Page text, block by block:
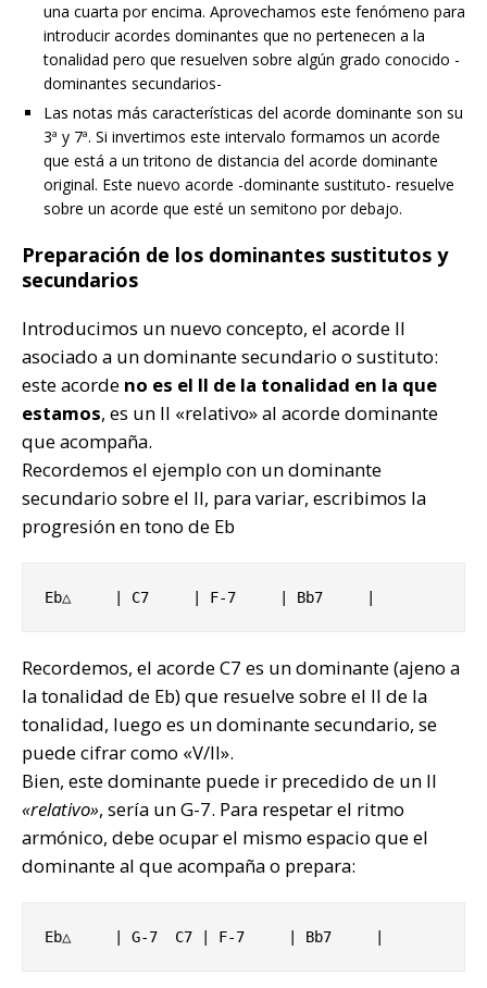
una cuarta por encima. Aprovechamos este fenómeno para
introducir acordes dominantes que no pertenecen a la
tonalidad pero que resuelven sobre algún grado conocido -
dominantes secundarios-
Las notas más características del acorde dominante son su
3ª y 7ª. Si invertimos este intervalo formamos un acorde
que está a un tritono de distancia del acorde dominante
original. Este nuevo acorde -dominante sustituto- resuelve
sobre un acorde que esté un semitono por debajo.
Preparación de los dominantes sustitutos y
secundarios
Introducimos un nuevo concepto, el acorde II
asociado a un dominante secundario o sustituto:
este acorde no es el II de la tonalidad en la que
estamos, es un II «relativo» al acorde dominante
que acompaña.
Recordemos el ejemplo con un dominante
secundario sobre el II, para variar, escribimos la
progresión en tono de Eb
Eb△     | C7     | F-7     | Bb7     |
Recordemos, el acorde C7 es un dominante (ajeno a
la tonalidad de Eb) que resuelve sobre el II de la
tonalidad, luego es un dominante secundario, se
puede cifrar como «V/II».
Bien, este dominante puede ir precedido de un II
«relativo», sería un G-7. Para respetar el ritmo
armónico, debe ocupar el mismo espacio que el
dominante al que acompaña o prepara:
Eb△     | G-7  C7 | F-7     | Bb7     |